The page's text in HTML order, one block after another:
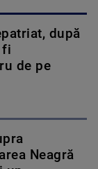
după
fi
de pe
Neagră